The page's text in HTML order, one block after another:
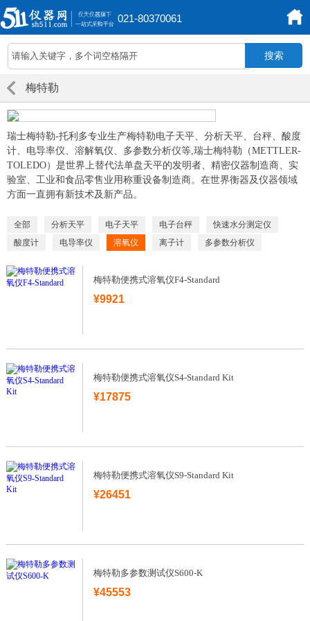
021-80370061
梅特勒
瑞士梅特勒-托利多专业生产梅特勒电子天平、分析天平、台秤、酸度
计、电导率仪、溶解氧仪、多参数分析仪等,瑞士梅特勒（METTLER-
TOLEDO）是世界上替代法单盘天平的发明者、精密仪器制造商、实
验室、工业和食品零售业用称重设备制造商。在世界衡器及仪器领域
方面一直拥有新技术及新产品。
全部 分析天平 电子天平 电子台秤
快速水分测定仪
酸度计
电导率仪 溶氧仪 离子计 多参数分析仪
梅特勒便携式溶氧仪F4-Standard
¥9921
梅特勒便携式溶氧仪S4-Standard Kit
¥17875
梅特勒便携式溶氧仪S9-Standard Kit
¥26451
梅特勒多参数测试仪S600-K
¥45553